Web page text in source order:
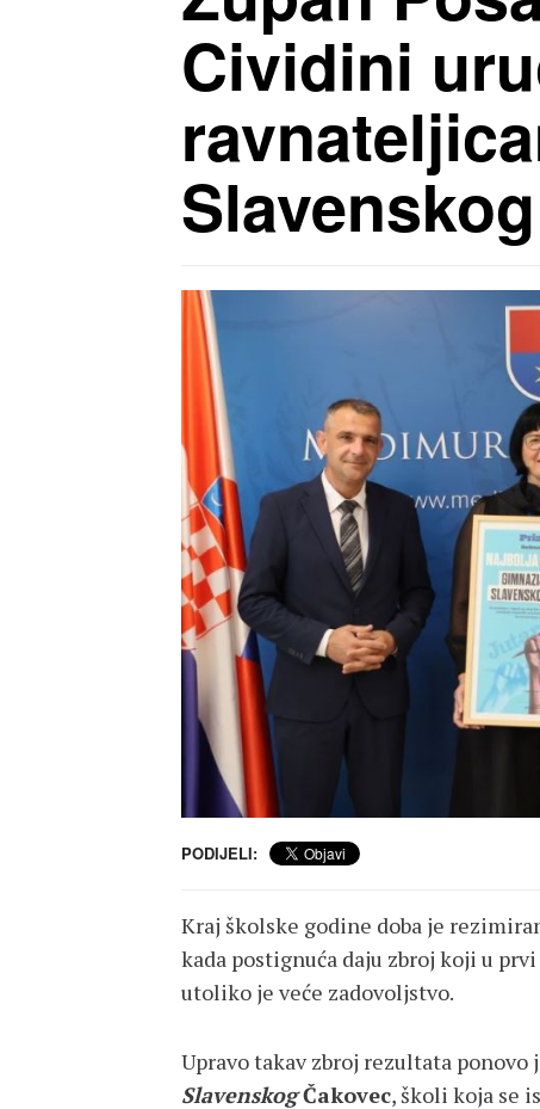
Cividini
PODIJELI:
Kraj školske godine doba je
kada postignuća daju zbroj koji u
utoliko je veće zadovoljstvo.
Upravo takav zbroj rezultata ponovo
SlavenskogČakovec, školi koja se